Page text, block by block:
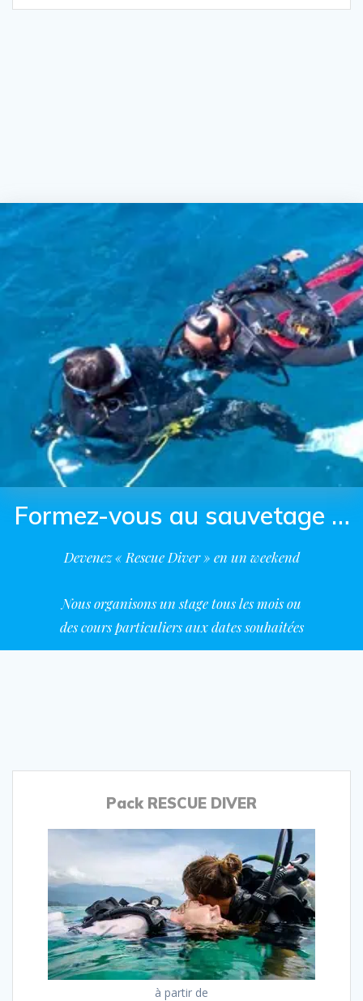
Formez-vous au sauvetage …
Devenez « Rescue Diver » en un weekend
Nous organisons un stage tous les mois ou
des cours particuliers aux dates souhaitées
Pack RESCUE DIVER
à partir de